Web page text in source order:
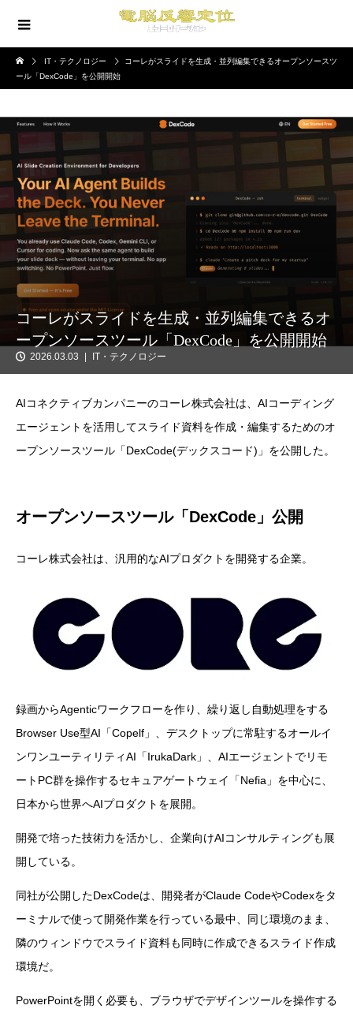
IT・テクノロジー
コーレがスライドを生成・並列編集できるオープンソースツ
ール「DexCode」を公開開始
コーレがスライドを生成・並列編集できるオ
ープンソースツール「DexCode」を公開開始
2026.03.03 IT・テクノロジー
AIコネクティブカンパニーのコーレ株式会社は、AIコーディング
エージェントを活用してスライド資料を作成・編集するためのオ
ープンソースツール「DexCode(デックスコード)」を公開した。
オープンソースツール「DexCode」公開
コーレ株式会社は、汎用的なAIプロダクトを開発する企業。
録画からAgenticワークフローを作り、繰り返し自動処理をする
Browser Use型AI「Copelf」、デスクトップに常駐するオールイ
ンワンユーティリティAI「IrukaDark」、AIエージェントでリモ
ートPC群を操作するセキュアゲートウェイ「Nefia」を中心に、
日本から世界へAIプロダクトを展開。
開発で培った技術力を活かし、企業向けAIコンサルティングも展
開している。
同社が公開したDexCodeは、開発者がClaude CodeやCodexをタ
ーミナルで使って開発作業を行っている最中、同じ環境のまま、
隣のウィンドウでスライド資料も同時に作成できるスライド作成
環境だ。
PowerPointを開く必要も、ブラウザでデザインツールを操作する